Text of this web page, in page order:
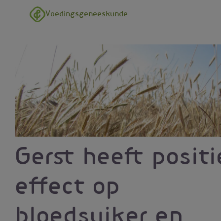
Overslaan en naar de inhoud gaan
Voedingsgeneeskunde
Gerst heeft
effect op